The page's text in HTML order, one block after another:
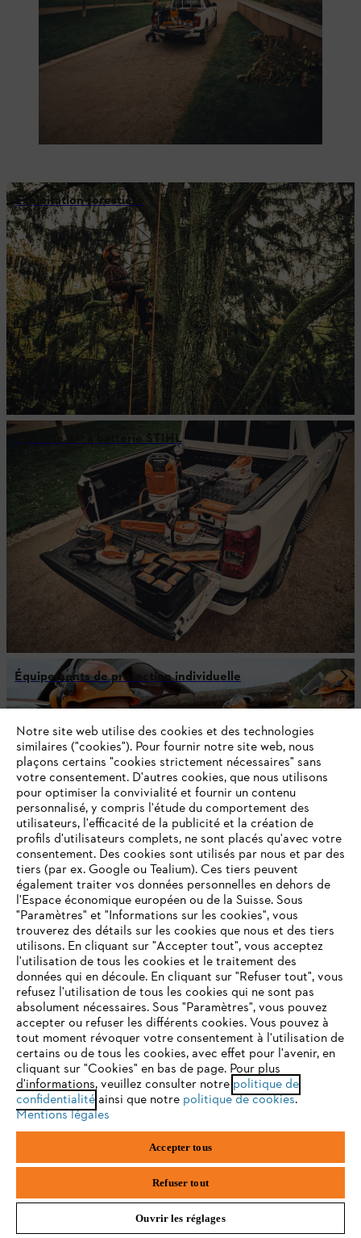
Exploitation forestière
Système AP à batterie STIHL
Équipements de protection individuelle
NE RATEZ PLUS RIEN GRÂCE À LA
NEWSLETTER STIHL!
E-mail
S'inscrire
#STIHL
L'Entreprise
Questions fréquentes
VOTRE NAVIGATEUR INTERNET
N'EST PLUS PRIS EN CHARGE
Vous utilisez un navigateur Internet que nous ne prenons plus
en charge, et certaines fonctionnalités de notre site ne
peuvent fonctionner correctement. Pour une utilisation
optimale de notre site, nous vous recommandons de passer à
l'un des navigateurs suivants :
firefox chrome
Notre site web utilise des cookies et des technologies
similaires ("cookies"). Pour fournir notre site web, nous
plaçons certains "cookies strictement nécessaires" sans
votre consentement. D'autres cookies, que nous utilisons
pour optimiser la convivialité et fournir un contenu
personnalisé, y compris l'étude du comportement des
utilisateurs, l'efficacité de la publicité et la création de
profils d'utilisateurs complets, ne sont placés qu'avec votre
consentement. Des cookies sont utilisés par nous et par des
tiers (par ex. Google ou Tealium). Ces tiers peuvent
également traiter vos données personnelles en dehors de
l'Espace économique européen ou de la Suisse. Sous
"Paramètres" et "Informations sur les cookies", vous
trouverez des détails sur les cookies que nous et des tiers
utilisons. En cliquant sur "Accepter tout", vous acceptez
l'utilisation de tous les cookies et le traitement des
données qui en découle. En cliquant sur "Refuser tout", vous
refusez l'utilisation de tous les cookies qui ne sont pas
absolument nécessaires. Sous "Paramètres", vous pouvez
accepter ou refuser les différents cookies. Vous pouvez à
tout moment révoquer votre consentement à l'utilisation de
certains ou de tous les cookies, avec effet pour l'avenir, en
cliquant sur "Cookies" en bas de page. Pour plus
d'informations, veuillez consulter notre politique de
confidentialitéainsi que notre politique de cookies.
Mentions légales
Accepter tous
Refuser tout
Ouvrir les réglages